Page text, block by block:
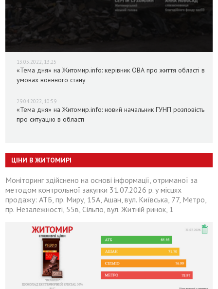
13.05.2022, 13:25
«Тема дня» на Житомир.info: керівник ОВА про життя області в
умовах воєнного стану
29.04.2022, 10:59
«Тема дня» на Житомир.info: новий начальник ГУНП розповість
про ситуацію в області
ЦІНИ В ЖИТОМИРІ
Моніторинг здійснено на основі інформації, отриманої за
методом контрольної закупки 31.07.2026 р. у місцях
продажу: АТБ, пр. Миру, 15А, Ашан, вул. Київська, 77, Метро,
пр. Незалежності, 55в, Сільпо, вул. Житній ринок, 1